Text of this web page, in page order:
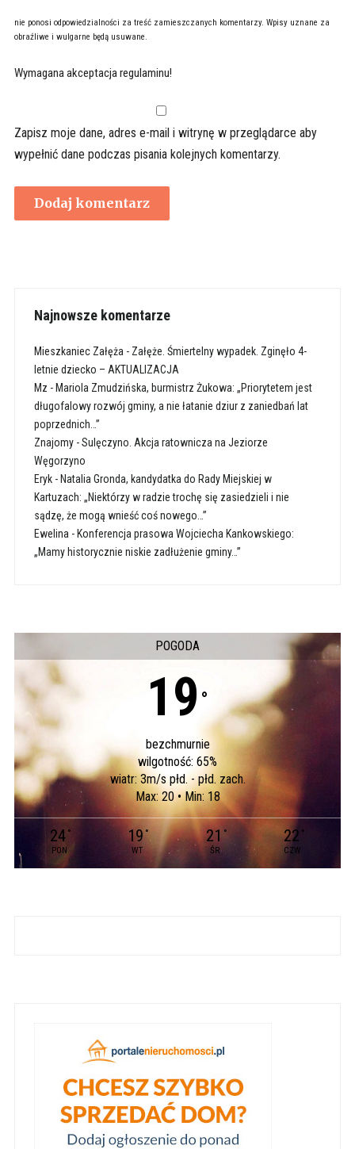
nie ponosi odpowiedzialności za treść zamieszczanych komentarzy. Wpisy uznane za
obraźliwe i wulgarne będą usuwane.
Wymagana akceptacja regulaminu!
Zapisz moje dane, adres e-mail i witrynę w przeglądarce aby
wypełnić dane podczas pisania kolejnych komentarzy.
Najnowsze komentarze
Mieszkaniec Załęża- Załęże. Śmiertelny wypadek. Zginęło 4-
letnie dziecko – AKTUALIZACJA
Mz - Mariola Zmudzińska, burmistrz Żukowa: „Priorytetem jest
długofalowy rozwój gminy, a nie łatanie dziur z zaniedbań lat
poprzednich…”
Znajomy-Sulęczyno. Akcja ratownicza na Jeziorze
Węgorzyno
Eryk- Natalia Gronda, kandydatka do Rady Miejskiej w
Kartuzach: „Niektórzy w radzie trochę się zasiedzieli i nie
sądzę, że mogą wnieść coś nowego…”
Ewelina- Konferencja prasowa Wojciecha Kankowskiego:
„Mamy historycznie niskie zadłużenie gminy…”
POGODA
19 °
bezchmurnie
wilgotność: 65%
wiatr: 3m/s płd. - płd. zach.
Max: 20 • Min: 18
24 °
PON
19°
WT
21 °
ŚR
22 °
CZW